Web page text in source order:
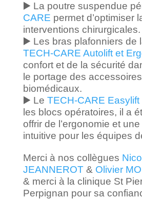
▶️ La poutre suspendue
CARE permet d’optimiser
interventions chirurgicales.
▶️ Les bras plafonniers de
TECH-CARE Autolift et
confort et de la sécurité
le portage des
biomédicaux.
▶️ Le TECH-CARE Easylift
les blocs opératoires, il a
offrir de l’ergonomie et
intuitive pour les équipes
Merci à nos collègues
JEANNEROT& Olivier
& merci à la clinique St
Perpignan pour sa